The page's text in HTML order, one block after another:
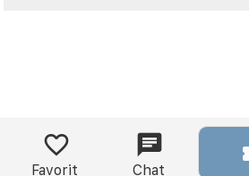
Favorit Chat